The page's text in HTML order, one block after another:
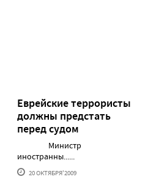
Еврейские террористы
должны предстать
перед судом
Министр
иностранны......
20 ОКТЯБРЯ'2009